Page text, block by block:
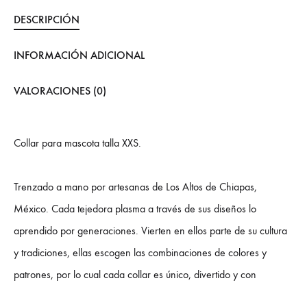
DESCRIPCIÓN
INFORMACIÓN ADICIONAL
VALORACIONES (0)
Collar para mascota talla XXS.
Trenzado a mano por artesanas de Los Altos de Chiapas,
México. Cada tejedora plasma a través de sus diseños lo
aprendido por generaciones. Vierten en ellos parte de su cultura
y tradiciones, ellas escogen las combinaciones de colores y
patrones, por lo cual cada collar es único, divertido y con